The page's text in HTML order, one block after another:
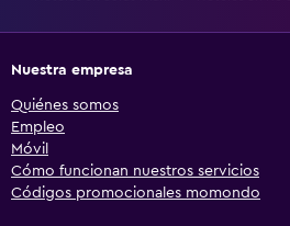
Nuestra empresa
Quiénes somos
Empleo
Móvil
Cómo funcionan nuestros servicios
Códigos promocionales momondo